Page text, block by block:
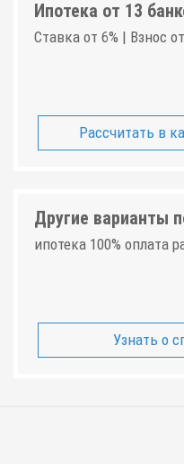
Ипотека от 13
Ставка от 6% | Взнос
Рассчитать в
Другие варианты
ипотека 100% оплата
Узнать о